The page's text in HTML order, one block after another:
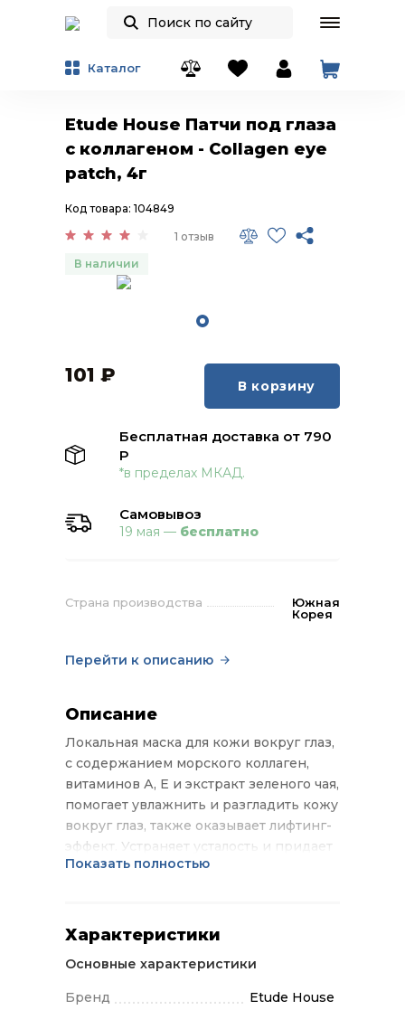
Каталог
Etude House Патчи под глаза
с коллагеном - Collagen eye
patch, 4г
1 отзыв
Код товара: 104849
В наличии
Страна производства
Южная
Корея
Перейти к описанию
101 ₽ В корзину
Бесплатная доставка от 790
Р
*в пределах МКАД.
Самовывоз
19 мая — бесплатно
Описание
Локальная маска для кожи вокруг глаз,
с содержанием морского коллаген,
витаминов А, Е и экстракт зеленого чая,
помогает увлажнить и разгладить кожу
вокруг глаз, также оказывает лифтинг-
эффект. Устраняет усталость и придает
коже отдохнувший вид. Применение:
нанесите и разгладьте полоски на
минут, удалите полоски и вмассируйте
остатки вещества.
Показать полностью
Характеристики
Основные характеристики
Бренд Etude House